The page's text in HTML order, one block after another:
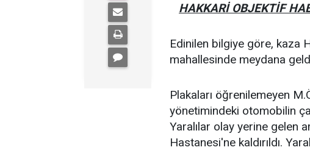
HAKKARİ OBJEKTİF
Edinilen bilgiye göre, kaza
mahallesinde meydana
Plakaları öğrenilemeyen
yönetimindeki otomobilin
Yaralılar olay yerine gelen
Hastanesi'ne kaldırıldı.